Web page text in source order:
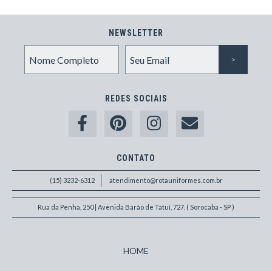
NEWSLETTER
REDES SOCIAIS
CONTATO
(15) 3232-6312 atendimento@rotauniformes.com.br
Rua da Penha, 250 | Avenida Barão de Tatuí, 727. ( Sorocaba - SP )
HOME